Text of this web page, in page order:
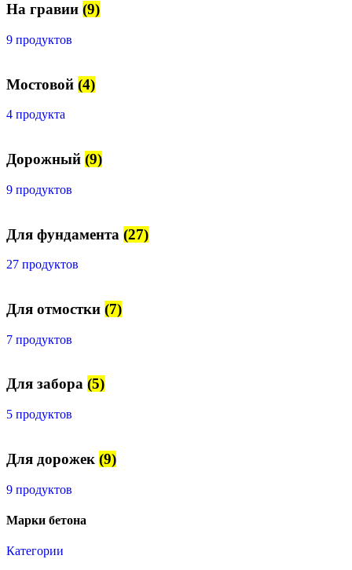
На гравии (9)
9 продуктов
Мостовой (4)
4 продукта
Дорожный (9)
9 продуктов
Для фундамента (27)
27 продуктов
Для отмостки (7)
7 продуктов
Для забора (5)
5 продуктов
Для дорожек (9)
9 продуктов
Марки бетона
Категории